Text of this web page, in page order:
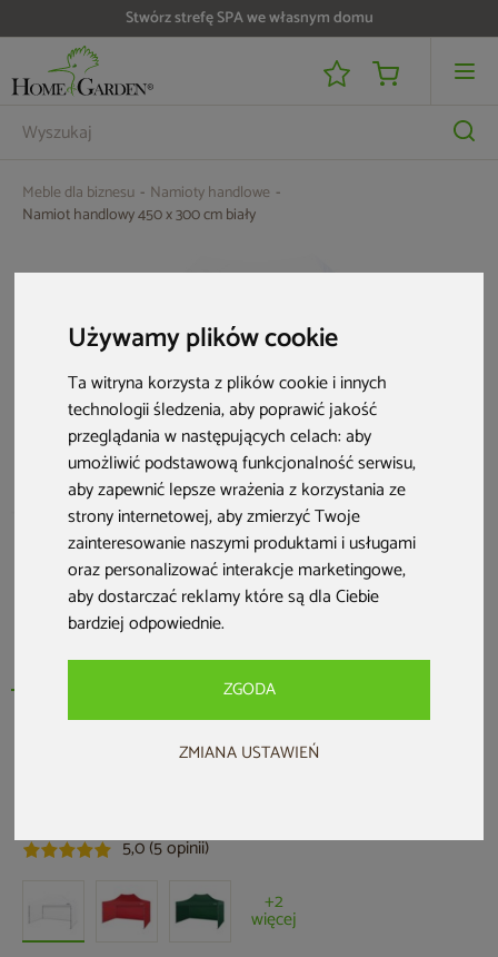
Używamy plików cookie
Ta witryna korzysta z plików cookie i innych
technologii śledzenia, aby poprawić jakość
przeglądania w następujących celach:aby
umożliwić podstawową funkcjonalność serwisu,
aby zapewnić lepsze wrażenia z korzystania ze
strony internetowej,aby zmierzyć Twoje
zainteresowanie naszymi produktami i usługami
oraz personalizować interakcje marketingowe,
aby dostarczać reklamy które są dla Ciebie
bardziej odpowiednie.
ZGODA
ZMIANA USTAWIEŃ
Do 25 000 zł zwrotu na kartę i raty RRSO 0%
Meble dla biznesu
Namioty handlowe
Namiot handlowy 450 x 300 cm biały
5,0 (5 opinii)
+2
więcej